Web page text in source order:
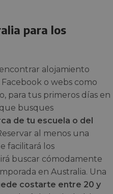
para los
alojamiento
o webs como
para tus primeros días en
busques
de tu escuela o del
al menos una
facilitará los
buscar cómodamente
en Australia. Una
costarte entre 20 y